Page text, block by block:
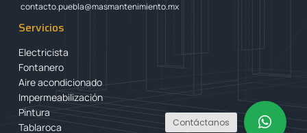
contacto.puebla@masmantenimiento.mx
Servicios
Electricista
Fontanero
Aire acondicionado
Impermeabilización
Pintura
Tablaroca
Contáctanos